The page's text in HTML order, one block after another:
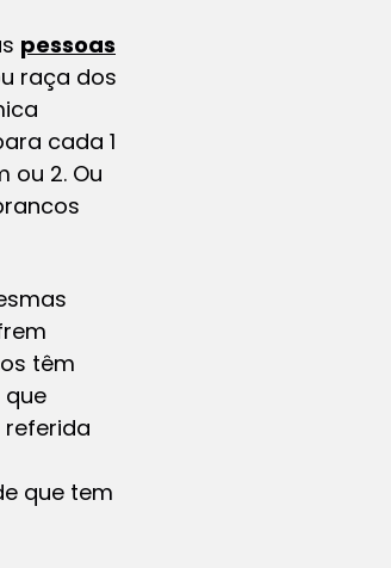
pessoas
raça dos
cada 1
ou 2. Ou
têm
que
que tem